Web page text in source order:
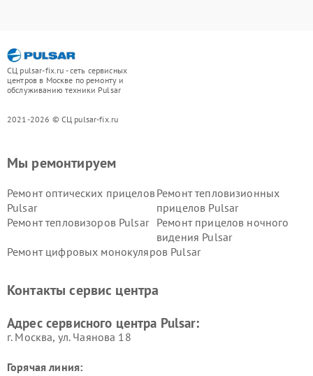
СЦ pulsar-fix.ru - сеть сервисных
центров в Москве по ремонту и
обслуживанию техники Pulsar
2021-2026 © СЦ pulsar-fix.ru
Мы ремонтируем
Ремонт оптических прицелов
Pulsar
Ремонт тепловизионных
прицелов Pulsar
Ремонт тепловизоров Pulsar
Ремонт прицелов ночного
видения Pulsar
Ремонт цифровых монокуляров Pulsar
Контакты сервис центра
Адрес сервисного центра Pulsar:
г. Москва, ул. Чаянова 18
Горячая линия: